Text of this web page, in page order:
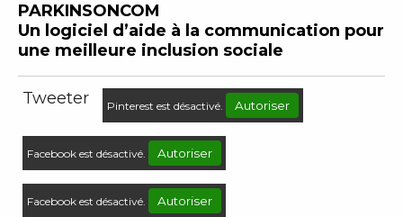
PARKINSONCOM
Un logiciel d’aide à la communication pour
une meilleure inclusion sociale
Tweeter Pinterest est désactivé. Autoriser
Facebook est désactivé. Autoriser
Facebook est désactivé. Autoriser